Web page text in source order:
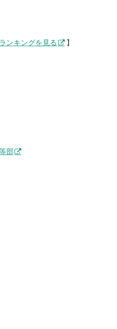
ンキングを見る 】
部